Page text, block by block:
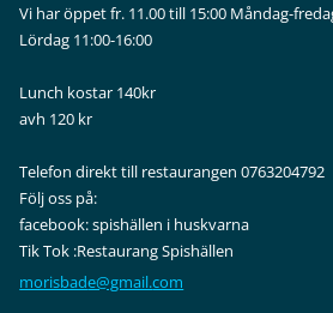
Vi har öppet fr. 11.00 till 15:00 Måndag-
Lördag 11:00-16:00
Lunch kostar 140kr
avh 120 kr
Telefon direkt till restaurangen 0763204792
Följ oss på:
facebook: spishällen i huskvarna
Tik Tok :Restaurang Spishällen
morisbade@gmail.com